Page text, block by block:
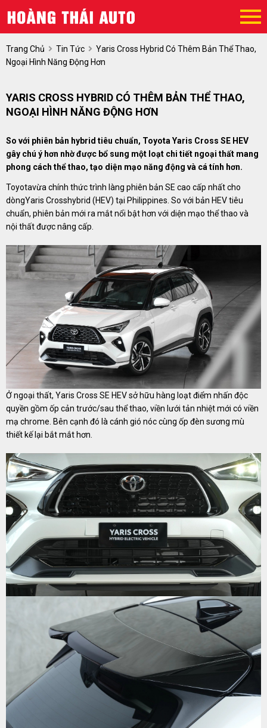
Trang Chủ Tin Tức
Yaris Cross Hybrid Có Thêm Bản Thể Thao,
Ngoại Hình Năng Động Hơn
YARIS CROSS HYBRID CÓ THÊM BẢN THỂ THAO,
NGOẠI HÌNH NĂNG ĐỘNG HƠN
So với phiên bản hybrid tiêu chuẩn, Toyota Yaris Cross SE HEV
gây chú ý hơn nhờ được bổ sung một loạt chi tiết ngoại thất mang
phong cách thể thao, tạo diện mạo năng động và cá tính hơn.
Toyotavừa chính thức trình làng phiên bản SE cao cấp nhất cho
dòngYaris Crosshybrid (HEV) tại Philippines. So với bản HEV tiêu
chuẩn, phiên bản mới ra mắt nổi bật hơn với diện mạo thể thao và
nội thất được nâng cấp.
Ở ngoại thất, Yaris Cross SE HEV sở hữu hàng loạt điểm nhấn độc
quyền gồm ốp cản trước/sau thể thao, viền lưới tản nhiệt mới có viền
mạ chrome. Bên cạnh đó là cánh gió nóc cùng ốp đèn sương mù
thiết kế lại bắt mắt hơn.